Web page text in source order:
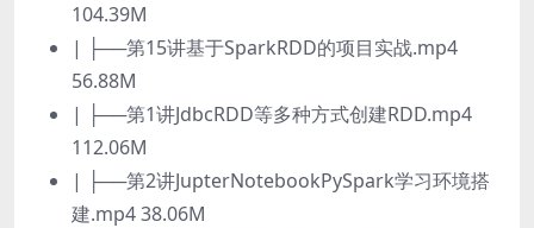
104.39M
| ├──第15讲基于SparkRDD的项目实战.mp4
56.88M
| ├──第1讲JdbcRDD等多种方式创建RDD.mp4
112.06M
| ├──第2讲JupterNotebookPySpark学习环境搭
建.mp4 38.06M